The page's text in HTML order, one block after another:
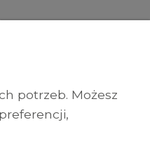
potrzeb. Możesz